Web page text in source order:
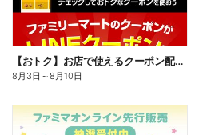
【おトク】お店で使えるクーポン配信中
8月3日 ～8月10日